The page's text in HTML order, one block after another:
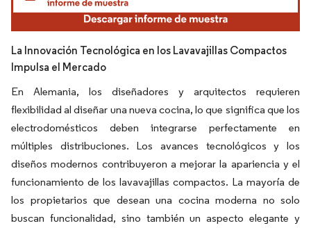
La Innovación Tecnológica en los Lavavajillas Compactos
Impulsa el Mercado
En Alemania, los diseñadores y arquitectos requieren
flexibilidad al diseñar una nueva cocina, lo que significa que los
electrodomésticos deben integrarse perfectamente en
múltiples distribuciones. Los avances tecnológicos y los
diseños modernos contribuyeron a mejorar la apariencia y el
funcionamiento de los lavavajillas compactos. La mayoría de
los propietarios que desean una cocina moderna no solo
buscan funcionalidad, sino también un aspecto elegante y